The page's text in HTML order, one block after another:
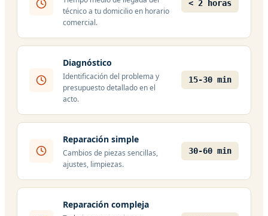
técnico a tu domicilio en horario
comercial.
< 2 horas
Diagnóstico
Identificación del problema y
presupuesto detallado en el
acto.
15-30 min
Reparación simple
Cambios de piezas sencillas,
ajustes, limpiezas.
30-60 min
Reparación compleja